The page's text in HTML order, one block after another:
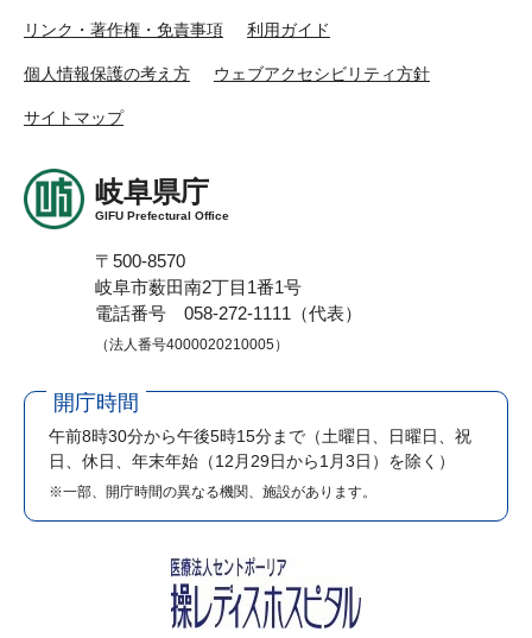
リンク・著作権・免責事項 利用ガイド
個人情報保護の考え方 ウェブアクセシビリティ方針
サイトマップ
岐阜県庁
GIFU Prefectural Office
〒500-8570
岐阜市薮田南2丁目1番1号
電話番号 058-272-1111（代表）
（法人番号4000020210005）
開庁時間
午前8時30分から午後5時15分まで （土曜日、日曜日、祝
日、休日、年末年始（12月29日から1月3日）を除く）
※一部、開庁時間の異なる機関、施設があります。